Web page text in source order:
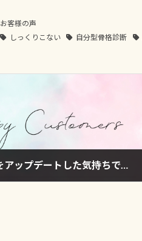
お客様の声
しっくりこない 自分型骨格診断
未来の自分をアップデートした気持ちです